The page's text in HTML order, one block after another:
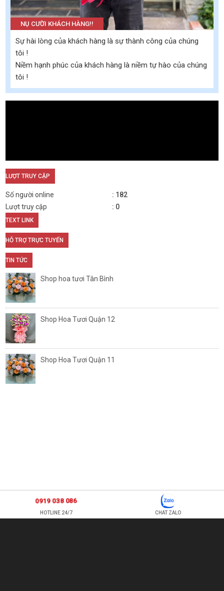
NỤ CƯỜI KHÁCH HÀNG!!
Sự hài lòng của khách hàng là sự thành công của chúng
tôi !
Niềm hạnh phúc của khách hàng là niềm tự hào của chúng
tôi !
LƯỢT TRUY CẬP
Số người online
182
Lượt truy cập
0
TEXT LINK
HỖ TRỢ TRỰC TUYẾN
TIN TỨC
Shop hoa tươi Tân Bình
Shop Hoa Tươi Quận 12
Shop Hoa Tươi Quận 11
0919 038 086
HOTLINE 24/7 CHAT ZALO